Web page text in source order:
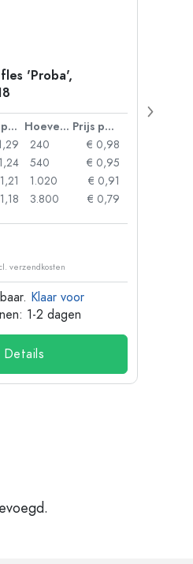
'Proba',
Prijs per eenheid Hoeveelheid
Prijs per eenheid
240
€ 0,98
540
€ 0,95
1.020
€ 0,91
3.800
€ 0,79
verzendkosten
Klaar voor
1-2 dagen
Details